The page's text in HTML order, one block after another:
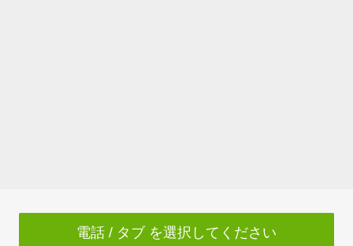
電話 / タブ を選択してください